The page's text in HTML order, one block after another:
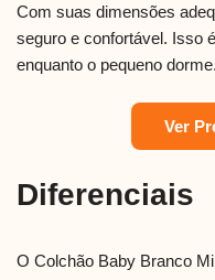
Com suas dimensões
seguro e confortável. Isso
enquanto o pequeno dorme.
Ver
Diferenciais
O Colchão Baby Branco